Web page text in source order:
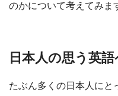
のかについて考えてみま
日本人の思う英
たぶん多くの日本人にと